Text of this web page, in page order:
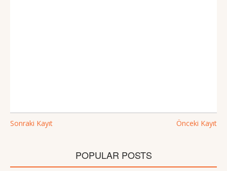
Sonraki Kayıt Önceki Kayıt
POPULAR POSTS